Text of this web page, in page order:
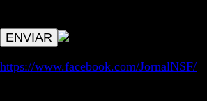
https://www.facebook.com/JornalNSF/